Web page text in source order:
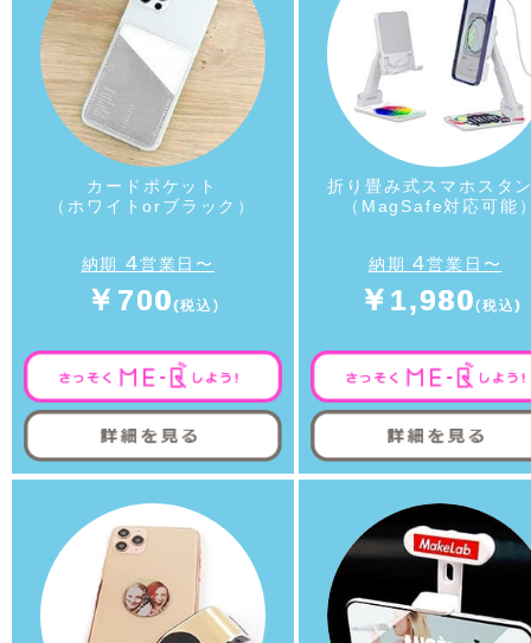
カードポケット
（ホワイトorブラック）
納期 4営業日〜
￥700
折り畳み式スマホスタ
（MagSafe対応可能
納期4営業日〜
￥1,980